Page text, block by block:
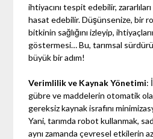
ihtiyacını tespit edebilir,
hasat edebilir. Düşünsenize, bir
bitkinin sağlığını izleyip,
göstermesi… Bu, tarımsal
büyük bir adım!
Verimlilik ve Kaynak Yönetimi:
gübre ve maddelerin otomatik
gereksiz kaynak israfını
Yani, tarımda robot kullanmak,
aynı zamanda çevresel etkilerin